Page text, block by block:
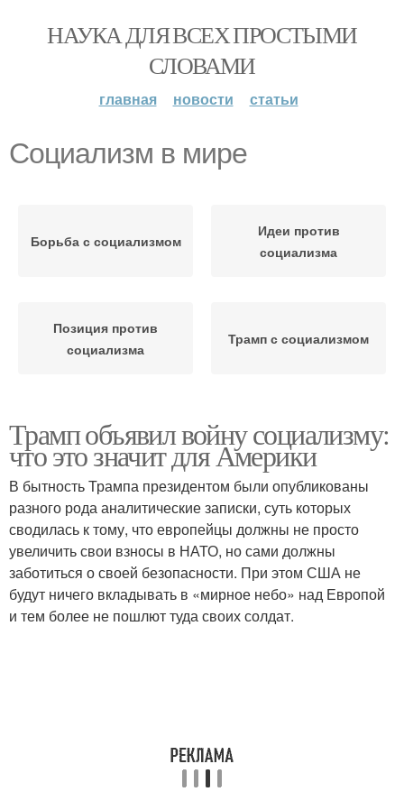
НАУКА ДЛЯ ВСЕХ ПРОСТЫМИ
СЛОВАМИ
главная новости статьи
Социализм в мире
Борьба с социализмом
Идеи против
социализма
Позиция против
социализма
Трамп с социализмом
Трамп объявил войну социализму:
что это значит для Америки
В бытность Трампа президентом были опубликованы
разного рода аналитические записки, суть которых
сводилась к тому, что европейцы должны не просто
увеличить свои взносы в НАТО, но сами должны
заботиться о своей безопасности. При этом США не
будут ничего вкладывать в «мирное небо» над Европой
и тем более не пошлют туда своих солдат.